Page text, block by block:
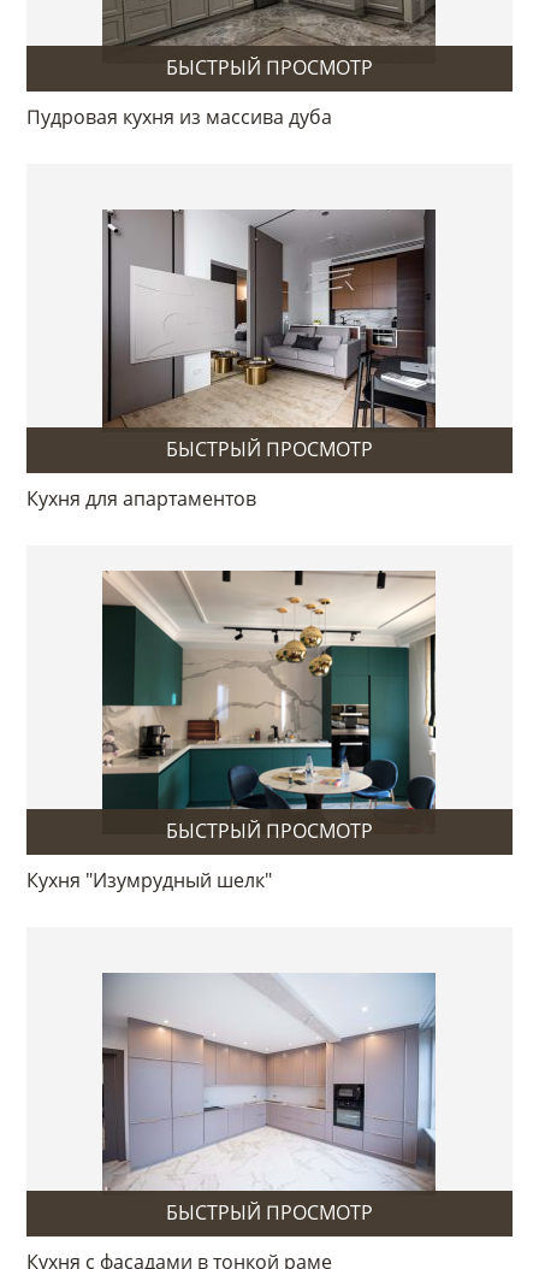
БЫСТРЫЙ ПРОСМОТР
Пудровая кухня из массива дуба
БЫСТРЫЙ ПРОСМОТР
Кухня для апартаментов
БЫСТРЫЙ ПРОСМОТР
Кухня "Изумрудный шелк"
БЫСТРЫЙ ПРОСМОТР
Кухня с фасадами в тонкой раме